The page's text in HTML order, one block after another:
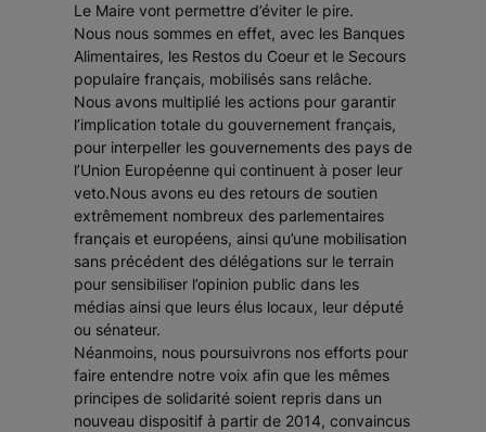
Le Maire vont permettre d’éviter le pire.
Nous nous sommes en effet, avec les Banques
Alimentaires, les Restos du Coeur et le Secours
populaire français, mobilisés sans relâche.
Nous avons multiplié les actions pour garantir
l’implication totale du gouvernement français,
pour interpeller les gouvernements des pays de
l’Union Européenne qui continuent à poser leur
veto.Nous avons eu des retours de soutien
extrêmement nombreux des parlementaires
français et européens, ainsi qu’une mobilisation
sans précédent des délégations sur le terrain
pour sensibiliser l’opinion public dans les
médias ainsi que leurs élus locaux, leur député
ou sénateur.
Néanmoins, nous poursuivrons nos efforts pour
faire entendre notre voix afin que les mêmes
principes de solidarité soient repris dans un
nouveau dispositif à partir de 2014, convaincus